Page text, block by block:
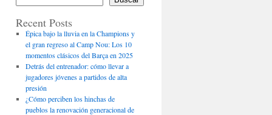
Recent Posts
Épica bajo la lluvia en la Champions y
el gran regreso al Camp Nou: Los 10
momentos clásicos del Barça en 2025
Detrás del entrenador: cómo llevar a
jugadores jóvenes a partidos de alta
presión
¿Cómo perciben los hinchas de
pueblos la renovación generacional de